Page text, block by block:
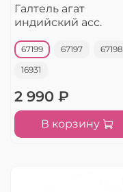
Галтель агат
индийский асс.
67199 67197 67198
16931
2 990 ₽
В корзину